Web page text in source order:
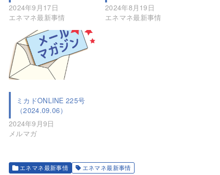
2024年9月17日
エネマネ最新事情
2024年8月19日
エネマネ最新事情
ミカドONLINE 225号
（2024.09.06）
2024年9月9日
メルマガ
エネマネ最新事情 エネマネ最新事情